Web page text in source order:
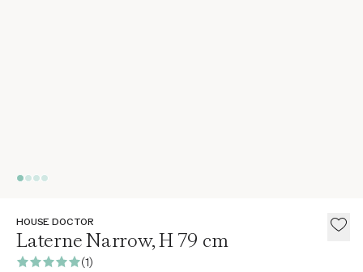
HOUSE DOCTOR
Laterne Narrow, H 79 cm
(1)